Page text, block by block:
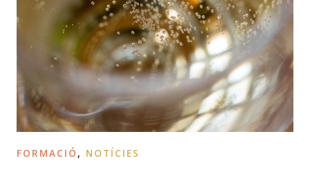
FORMACIÓ , NOTÍCIES